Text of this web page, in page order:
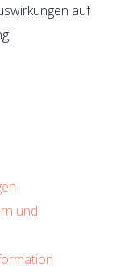
auf
und